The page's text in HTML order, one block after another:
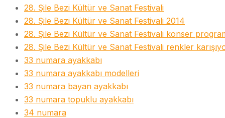
28. Şile Bezi Kültür ve Sanat Festivali
28. Şile Bezi Kültür ve Sanat Festivali 2014
28. Şile Bezi Kültür ve Sanat Festivali konser
28. Şile Bezi Kültür ve Sanat Festivali renkler
33 numara ayakkabı
33 numara ayakkabı modelleri
33 numara bayan ayakkabı
33 numara topuklu ayakkabı
34 numara